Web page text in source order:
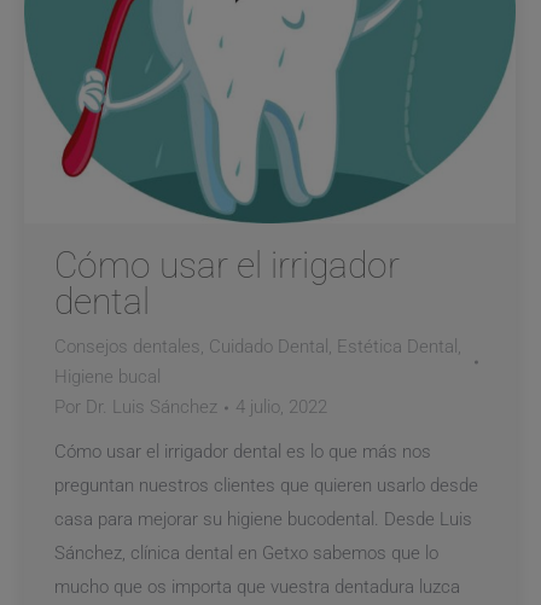
Cómo usar el irrigador
dental
Consejos dentales, Cuidado Dental , Estética Dental ,
Higiene bucal
Por Dr. Luis Sánchez 4 julio, 2022
Cómo usar el irrigador dental es lo que más nos
preguntan nuestros clientes que quieren usarlo desde
casa para mejorar su higiene bucodental. Desde Luis
Sánchez, clínica dental en Getxo sabemos que lo
mucho que os importa que vuestra dentadura luzca